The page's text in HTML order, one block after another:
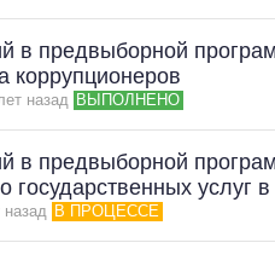
в предвыборной
коррупционеров
назад ВЫПОЛНЕНО
в предвыборной
государственных услуг
назад В ПРОЦЕССЕ